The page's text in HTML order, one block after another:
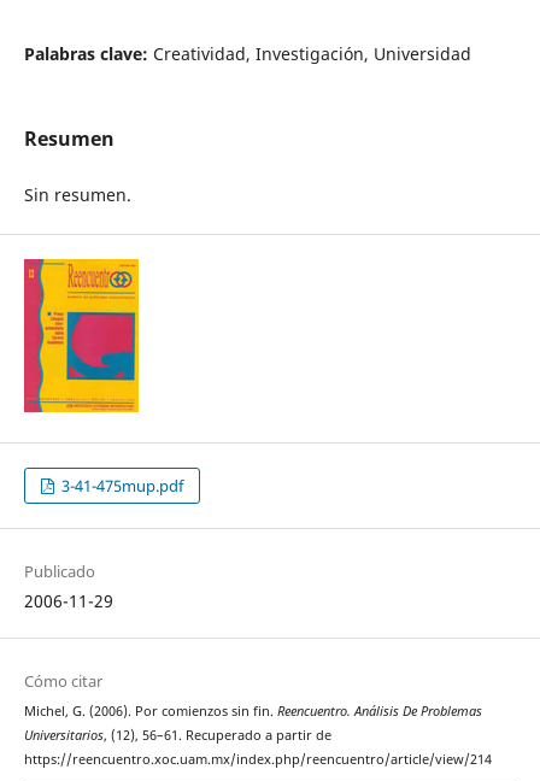
Palabras clave: Creatividad, Investigación, Universidad
Resumen
Sin resumen.
3-41-475mup.pdf
Publicado
2006-11-29
Cómo citar
Michel, G. (2006). Por comienzos sin fin. Reencuentro. Análisis De Problemas
Universitarios, (12), 56–61. Recuperado a partir de
https://reencuentro.xoc.uam.mx/index.php/reencuentro/article/view/214